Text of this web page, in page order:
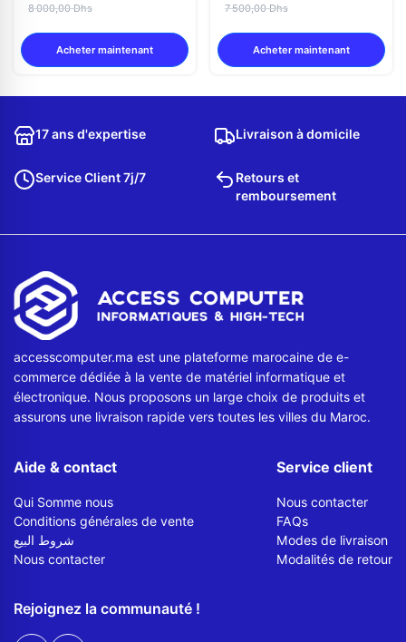
8 000,00 Dhs
Acheter maintenant
7 500,00 Dhs
Acheter maintenant
17 ans d'expertise Livraison à domicile
Service Client 7j/7
Retours et
remboursement
accesscomputer.ma est une plateforme marocaine de e-
commerce dédiée à la vente de matériel informatique et
électronique. Nous proposons un large choix de produits et
assurons une livraison rapide vers toutes les villes du Maroc.
Aide & contact
Qui Somme nous
Conditions générales de vente
شروط البيع
Nous contacter
Service client
Nous contacter
FAQs
Modes de livraison
Modalités de retour
Rejoignez la communauté !